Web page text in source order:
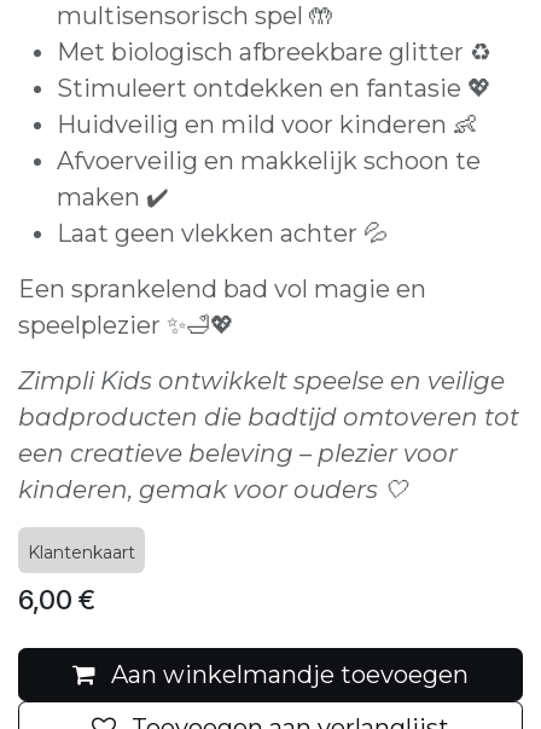
multisensorisch spel 🤲
Met biologisch afbreekbare glitter ♻️
Stimuleert ontdekken en fantasie 💖
Huidveilig en mild voor kinderen 👶
Afvoerveilig en makkelijk schoon te
maken ✔️
Laat geen vlekken achter 💦
Een sprankelend bad vol magie en
speelplezier ✨🛁💖
Zimpli Kids ontwikkelt speelse en veilige
badproducten die badtijd omtoveren tot
een creatieve beleving – plezier voor
kinderen, gemak voor ouders 🤍
Klantenkaart
6,00 €
Aan winkelmandje toevoegen